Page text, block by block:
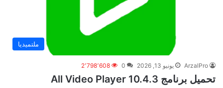
ملتميديا
ArzalPro يونيو 13, 2026 0 2٬798٬608
تحميل برنامج All Video Player 10.4.3